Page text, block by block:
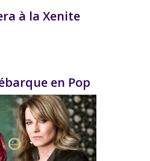
à la Xenite
en Pop